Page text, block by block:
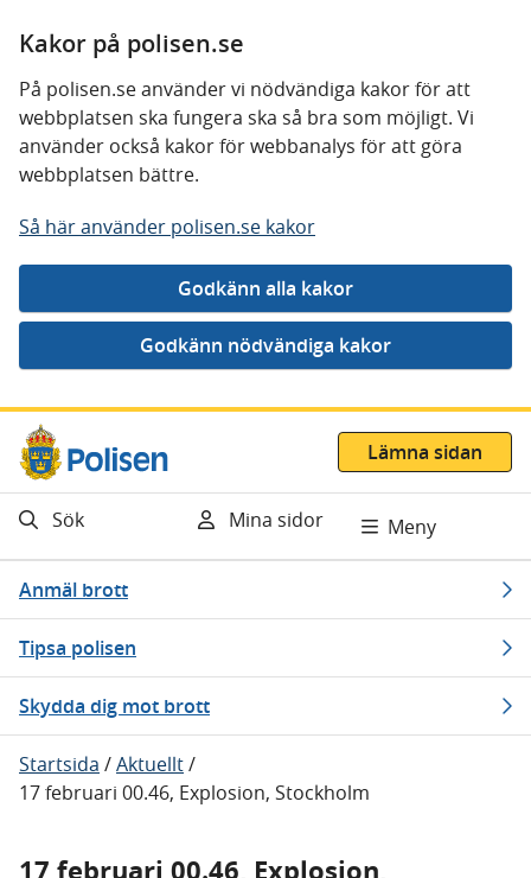
Kakor på polisen.se
På polisen.se använder vi nödvändiga kakor för att
webbplatsen ska fungera ska så bra som möjligt. Vi
använder också kakor för webbanalys för att göra
webbplatsen bättre.
Så här använder polisen.se kakor
Gå direkt till innehåll
Lämna sidan
Sök Mina sidor Meny
Anmäl brott
Tipsa polisen
Skydda dig mot brott
Startsida /Aktuellt/
17 februari 00.46, Explosion, Stockholm
17 februari 00.46, Explosion,